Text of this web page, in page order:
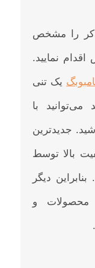
را مشخص
نمایید.
یک تنی
می‌توانید با
جدیدترین
بالا توسط
دیگر
محصولات و